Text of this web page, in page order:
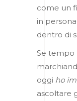
come un
in
dentro di
Se tempo
oggi ho
ascoltare